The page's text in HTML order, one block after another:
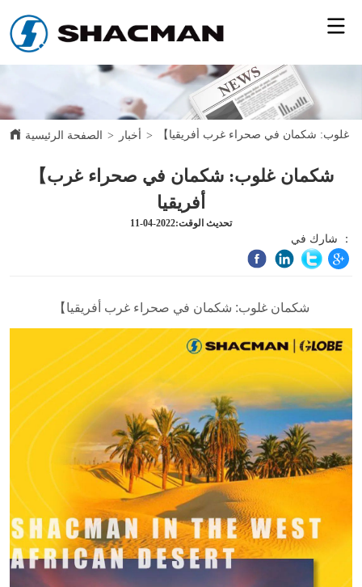
الصفحة الرئيسية > أخبار > غلوب: شكمان في صحراء غرب أفريقيا
【شكمان غلوب: شكمان في صحراء غرب
أفريقيا
تحديث الوقت:2022-04-11
شارك في ：